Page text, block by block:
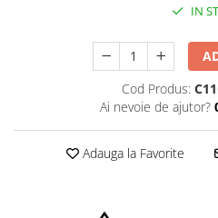
IN
Cod Produs:
Ai nevoie de ajutor?
Adauga la Favorite